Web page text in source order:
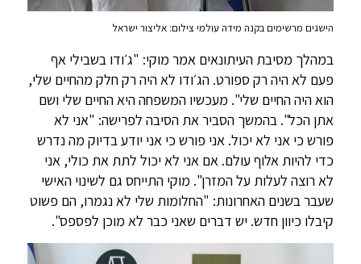
הישגים מרשימים בקנה מידה עולמי צילום: אליצור ישראל
במהלך מסיבת העיתונאים אמר מוקי: "ג׳ודו בשבילי אף
פעם לא היה רק ספורט. הג׳ודו לא היה רק חלק מהחיים שלי,
הוא היה החיים שלי". מעכשיו המשפחה היא החיים שלי ושם
אתן הכל". בהמשך הסביר את הסיבה לפרישה: "אני לא
פורש כי אני לא יכול. אני פורש כי אני יודע בדיוק מה נדרש
כדי להיות אלוף עולם. אם אני לא יכול לתת את כולי, אני
לא רוצה לעלות על המזרן". מוקי התייחס גם לשינוי האישי
שעבר בשנים האחרונות: "החלומות שלי לא נגמרו, הם פשוט
קיבלו כיוון חדש. יש דברים שאני כבר לא מוכן לפספס".